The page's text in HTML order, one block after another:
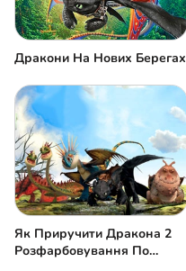
Дракони На Нових Берегах
Як Приручити Дракона 2
Розфарбовування По